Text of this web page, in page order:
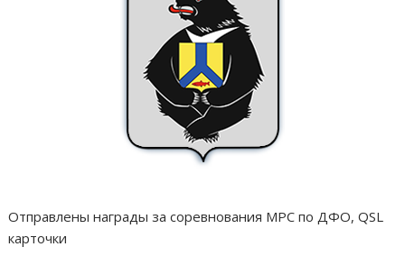
Отправлены награды за соревнования МРС по ДФО, QSL
карточки